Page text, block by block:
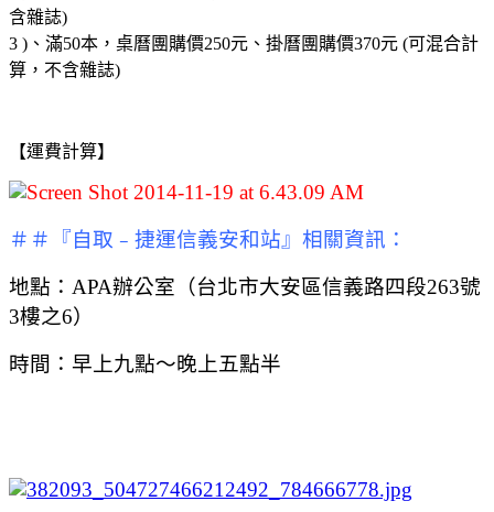
含雜誌)
3 )、滿50本，桌曆團購價250元、掛曆團購價370元 (可混合計
算，不含雜誌)
【運費計算】
＃＃『自取﹣捷運信義安和站』相關資訊：
地點：APA辦公室（台北市大安區信義路四段263號
3樓之6）
時間：早上九點～晚上五點半